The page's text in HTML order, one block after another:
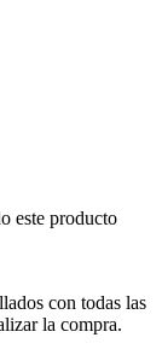
este producto
con todas las
la compra.